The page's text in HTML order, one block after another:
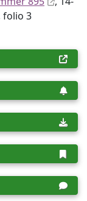
folio 3